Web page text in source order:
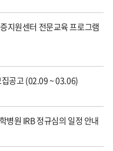
지원센터 전문교육 프로그램
공고 (02.09 ~ 03.06)
병원 IRB 정규심의 일정 안내